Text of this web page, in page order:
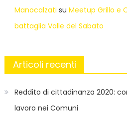
Manocalzati su Meetup Grillo e
battaglia Valle del Sabato
Articoli recenti
Reddito di cittadinanza 2020:
lavoro nei Comuni